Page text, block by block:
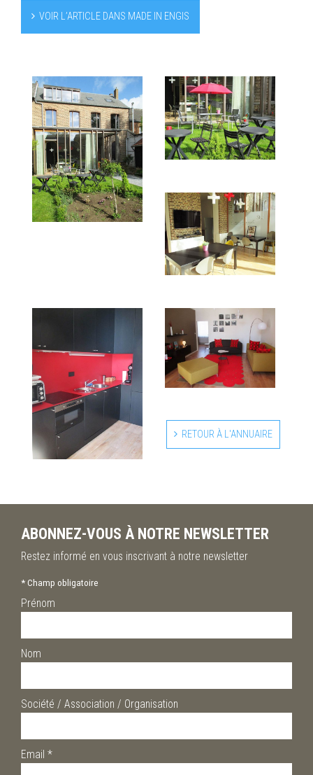
VOIR L’ARTICLE DANS MADE IN ENGIS
RETOUR À L'ANNUAIRE
ABONNEZ-VOUS À NOTRE NEWSLETTER
Restez informé en vous inscrivant à notre newsletter
*Champ obligatoire
Prénom
Nom
Société / Association / Organisation
Email *